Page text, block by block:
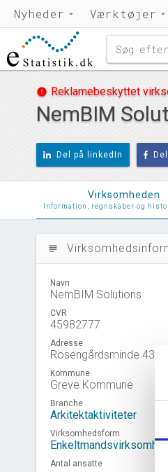
Nyheder Værktøjer
error Reklamebeskyttet
NemBIM
Del på linkedIn
Virksomheden
Information, regnskaber og
subject
Navn
NemBIM Solutions
CVR
45982777
Adresse
Rosengårdsminde 43,
Kommune
Greve Kommune
Branche
Arkitektaktiviteter
Virksomhedsform
Antal ansatte